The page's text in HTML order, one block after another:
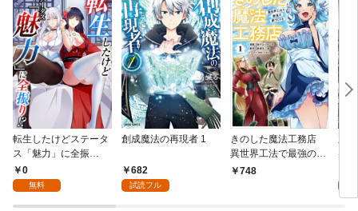
転生したけどステータ
ス「魅力」に全振
り！？(1)
0
無料
創成魔法の再現者 1
682
試読フル
きのした魔法工務店
異世界工法で最強の家
づくりを（コミック）
748
兆
る